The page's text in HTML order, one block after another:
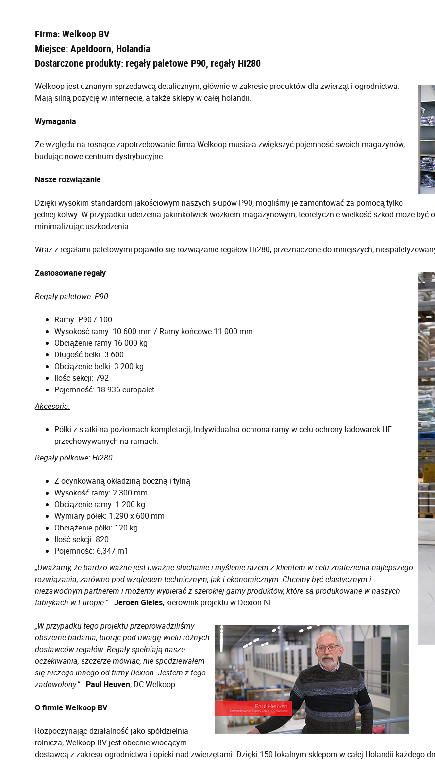
Firma: Welkoop BV
Miejsce: Apeldoorn, Holandia
Dostarczone produkty: regały paletowe P90, regały Hi280
Welkoop jest uznanym sprzedawcą detalicznym, głównie w zakresie produktów dla zwierząt i ogrodnictwa.
Mają silną pozycję w internecie, a także sklepy w całej holandii.
Wymagania
Ze względu na rosnące zapotrzebowanie firma Welkoop musiała zwiększyć pojemność swoich magazynów,
budując nowe centrum dystrybucyjne.
Nasze rozwiązanie
Dzięki wysokim standardom jakościowym naszych słupów P90, mogliśmy je zamontować za pomocą tylko
jednej kotwy. W przypadku uderzenia jakimkolwiek wózkiem magazynowym, teoretycznie wielkość szkód może być
minimalizując uszkodzenia.
Wraz z regałami paletowymi pojawiło się rozwiązanie regałów Hi280, przeznaczone do mniejszych,
Zastosowane regały
Regały paletowe: P90
Ramy: P90 / 100
Wysokość ramy: 10.600 mm / Ramy końcowe 11.000 mm.
Obciążenie ramy 16 000 kg
Długość belki: 3.600
Obciążenie belki: 3.200 kg
Ilośc sekcji: 792
Pojemność: 18 936 europalet
Akcesoria:
Półki z siatki na poziomach kompletacji, Indywidualna ochrona ramy w celu ochrony ładowarek HF
przechowywanych na ramach.
Regały półkowe: Hi280
Z ocynkowaną okładziną boczną i tylną
Wysokość ramy: 2.300 mm
Obciążenie ramy: 1.200 kg
Wymiary półek: 1.290 x 600 mm
Obciążenie półki: 120 kg
Ilość sekcji: 820
Pojemność: 6,347 m1
„Uważamy, że bardzo ważne jest uważne słuchanie i myślenie razem z klientem w celu znalezienia najlepszego
rozwiązania, zarówno pod względem technicznym, jak i ekonomicznym. Chcemy być elastycznym i
niezawodnym partnerem i możemy wybierać z szerokiej gamy produktów, które są produkowane w naszych
fabrykach w Europie.”-Jeroen Gieles, kierownik projektu w Dexion NL
„W przypadku tego projektu przeprowadziliśmy
obszerne badania, biorąc pod uwagę wielu różnych
dostawców regałów. Regały spełniają nasze
oczekiwania, szczerze mówiąc, nie spodziewałem
się niczego innego od firmy Dexion. Jestem z tego
zadowolony.”-Paul Heuven, DC Welkoop
O firmie Welkoop BV
Rozpoczynając działalność jako spółdzielnia
rolnicza, Welkoop BV jest obecnie wiodącym
dostawcą z zakresu ogrodnictwa i opieki nad zwierzętami. Dzięki 150 lokalnym sklepom w całej Holandii każdego